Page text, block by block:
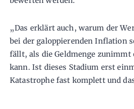
„Das erklärt auch, warum der
bei der galoppierenden Inflation
fällt, als die Geldmenge zunimmt
kann. Ist dieses Stadium erst
Katastrophe fast komplett und